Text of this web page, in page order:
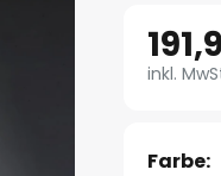
inkl.
Farbe: